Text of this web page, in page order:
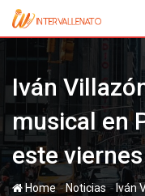
Skip
Iván
musical en
este
Home-Noticias-Iván